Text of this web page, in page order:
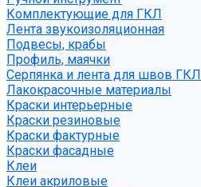
Комплектующие для ГКЛ
Лента звукоизоляционная
Подвесы, крабы
Профиль, маячки
Серпянка и лента для швов ГКЛ
Лакокрасочные материалы
Краски интерьерные
Краски резиновые
Краски фактурные
Краски фасадные
Клеи
Клеи акриловые